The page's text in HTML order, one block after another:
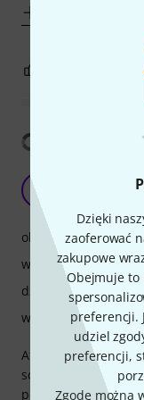
Dzięki
zaoferować
zakupowe
Obejmuje to
preferencji.
udziel
preferencji,
Zgodę można
Pokaż
LR Disapointed
After 3 months of
scratchy. All
pcb soldering this
obsługa
właściwości
dźwięk
wykończenie